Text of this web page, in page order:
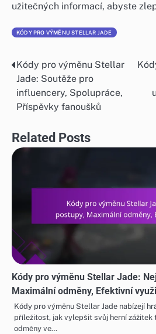
užitečných informací, abyste
KÓDY PRO VÝMĚNU STELLAR JADE
Post
navigation
Kódy pro výměnu Stellar
Jade: Soutěže pro
influencery, Spolupráce,
Příspěvky fanoušků
Related Posts
Kódy pro výměnu Stellar Jade:
Maximální odměny, Efektivní
Kódy pro výměnu Stellar Jade nabízejí
příležitost, jak vylepšit svůj herní zážitek
odměny ve…